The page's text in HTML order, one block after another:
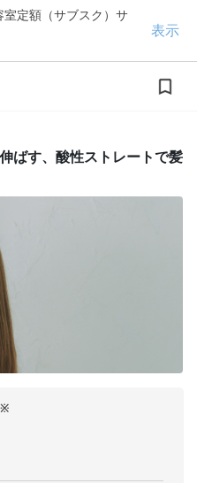
室定額（サブスク）サ
表示
ばす、酸性ストレートで髪
※